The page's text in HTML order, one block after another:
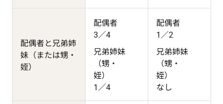
配偶者と兄弟姉
妹（または甥・
姪）
配偶者
3／4
兄弟姉妹
（甥・
姪）
1／4
配偶者
1／2
兄弟姉妹
（甥・
姪）
なし